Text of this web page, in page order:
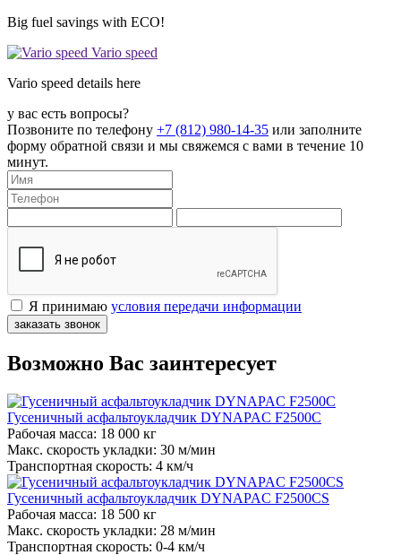
Big fuel savings with ECO!
Vario speed
Vario speed details here
у вас есть вопросы?
Позвоните по телефону +7 (812) 980-14-35 или заполните
форму обратной связи и мы свяжемся с вами в течение 10
минут.
Я принимаю условия передачи информации
заказать звонок
Возможно Вас заинтересует
Гусеничный асфальтоукладчик DYNAPAC F2500C
Рабочая масса: 18 000 кг
Макс. скорость укладки: 30 м/мин
Транспортная скорость: 4 км/ч
Гусеничный асфальтоукладчик DYNAPAC F2500CS
Рабочая масса: 18 500 кг
Макс. скорость укладки: 28 м/мин
Транспортная скорость: 0-4 км/ч